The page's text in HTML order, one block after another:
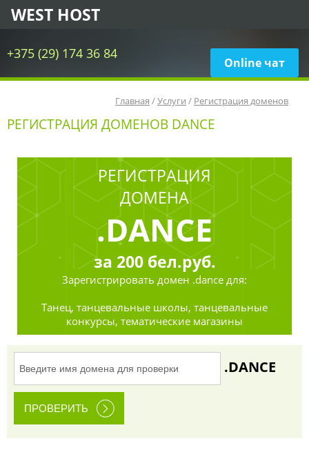
+375 (29) 174 36 84
Online чат
WEST HOST
Главная /Услуги / Регистрация доменов
РЕГИСТРАЦИЯ ДОМЕНОВ DANCE
РЕГИСТРАЦИЯ
ДОМЕНА
.DANCE
за 200бел.руб.
Зарегистрировать домен .dance для:
Танец, танцевальные школы, танцевальные
конкурсы, тематические магазины
.DANCE